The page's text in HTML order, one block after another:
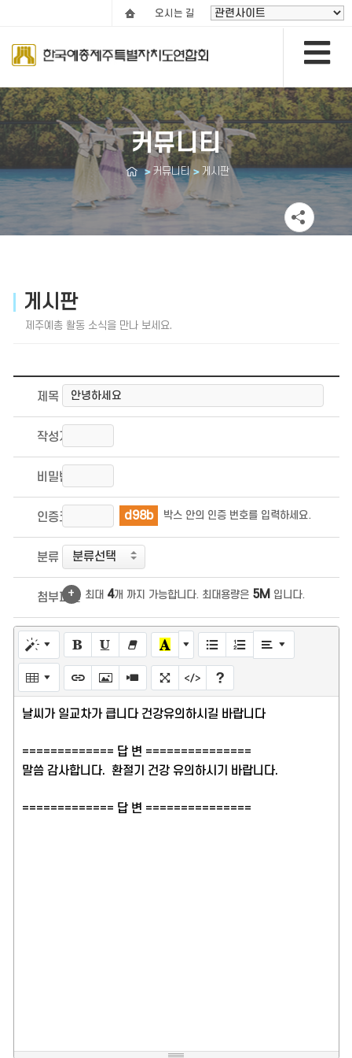
오시는 길
커뮤니티
커뮤니티 게시판
게시판
제주예총 활동 소식을 만나 보세요.
제목
작성자
비밀번호
인증코드 d98b 박스 안의 인증 번호를 입력하세요.
분류
첨부파일
+ 최대 4개 까지 가능합니다. 최대용량은 5M 입니다.
날씨가 일교차가 큽니다 건강유의하시길 바랍니다
============= 답 변 ===============
말씀 감사합니다. 환절기 건강 유의하시기 바랍니다.
============= 답 변 ===============